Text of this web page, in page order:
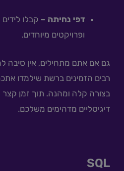
דפי נחיתה – קבלו
ופרויקטים מיוחדים.
גם אם אתם מתחילים, אין סיבה
רבים הזמינים ברשת שילמדו
בצורה קלה ומהנה. תוך זמן קצר
דיגיטליים מדהימים משלכם.
SQL